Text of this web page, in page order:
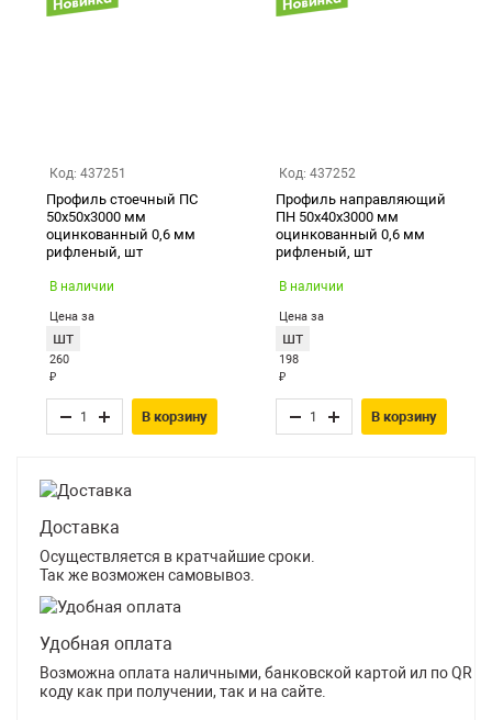
Код: 437251
Профиль стоечный ПС
50х50х3000 мм
оцинкованный 0,6 мм
рифленый, шт
В наличии
Цена за
шт
260
₽
В корзину
Код: 437252
Профиль направляющий
ПН 50х40х3000 мм
оцинкованный 0,6 мм
рифленый, шт
В наличии
Цена за
шт
198
₽
В корзину
Доставка
Осуществляется в кратчайшие сроки.
Так же возможен самовывоз.
Удобная оплата
Возможна оплата наличными, банковской картой ил по QR
коду как при получении, так и на сайте.